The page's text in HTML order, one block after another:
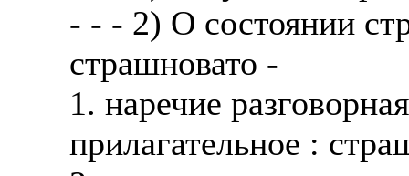
Также смотрите
отправке в другие
А также
рабочий,
стикеровщик.
В таких банках, как
Промсвязьбанк,
А также в компаниях:
СДЭК, ПЭК и т.д.
В направлениях: без
- - - 2) О состоянии
страшновато -
1. наречие
прилагательное :